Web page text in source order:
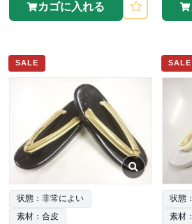
カゴに入れる
SALE
状態：非常によい
素材：合皮
SALE
状態
素材